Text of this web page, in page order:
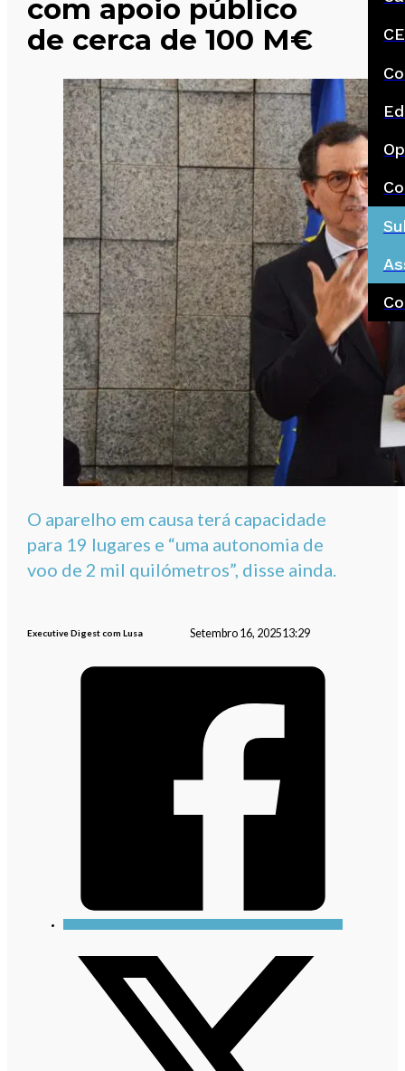
com apoio público
de cerca de 100 M€
O aparelho em causa terá capacidade
para 19 lugares e “uma autonomia de
voo de 2 mil quilómetros”, disse ainda.
Executive Digest com Lusa Setembro 16, 202513:29